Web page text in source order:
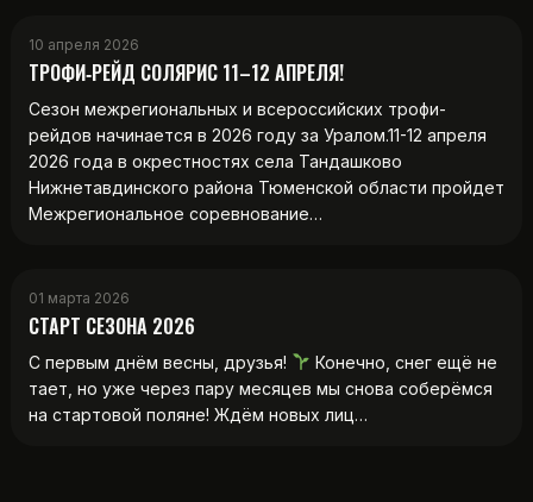
10 апреля 2026
ТРОФИ‑РЕЙД СОЛЯРИС 11–12 АПРЕЛЯ!
Сезон межрегиональных и всероссийских трофи-
рейдов начинается в 2026 году за Уралом.11-12 апреля
2026 года в окрестностях села Тандашково
Нижнетавдинского района Тюменской области пройдет
Межрегиональное соревнование…
01 марта 2026
СТАРТ СЕЗОНА 2026
С первым днём весны, друзья!
Конечно, снег ещё не
тает, но уже через пару месяцев мы снова соберёмся
на стартовой поляне! Ждём новых лиц…